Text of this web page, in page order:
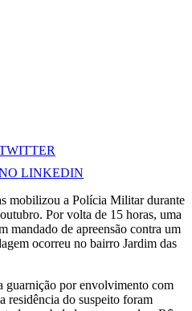
LINKEDIN
mobilizou a Polícia Militar durante
Por volta de 15 horas, uma
mandado de apreensão contra um
ocorreu no bairro Jardim das
guarnição por envolvimento com
residência do suspeito foram